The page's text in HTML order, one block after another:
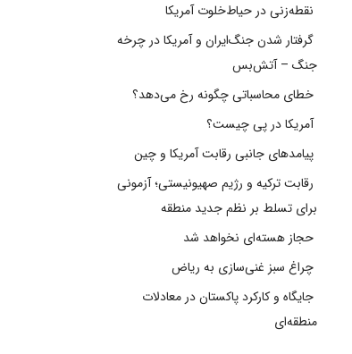
نقطه‌زنی در حیاط‌خلوت آمریکا
گرفتار شدن جنگ‌ایران و آمریکا در چرخه
جنگ – آتش‌بس
خطای محاسباتی چگونه رخ می‌دهد؟
آمریکا در پی چیست؟
پیامدهای جانبی رقابت آمریکا و چین
رقابت ترکیه و رژیم صهیونیستی؛ آزمونی
برای تسلط بر نظم جدید منطقه
حجاز هسته‌ای نخواهد شد
چراغ سبز غنی‌سازی به ریاض
جایگاه و کارکرد پاکستان در معادلات
منطقه‌ای